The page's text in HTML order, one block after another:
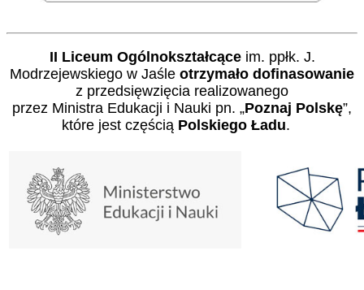
II Liceum Ogólnokształcąceim. ppłk. J.
Modrzejewskiego w Jaśle otrzymało dofinasowanie
z przedsięwzięcia realizowanego
przez Ministra Edukacji i Nauki pn. „Poznaj Polskę”,
które jest częścią Polskiego Ładu.